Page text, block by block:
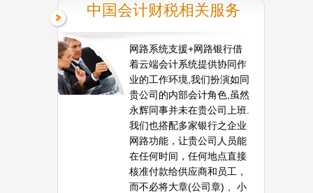
中国会计财税相关服务
网路系统支援+网路银行借
着云端会计系统提供协同作
业的工作环境,我们扮演如同
贵公司的内部会计角色,虽然
永辉同事并未在贵公司上班.
我们也搭配多家银行之企业
网路功能，让贵公司人员能
在任何时间，任何地点直接
核准付款给供应商和员工，
而不必将大章(公司章) 、小